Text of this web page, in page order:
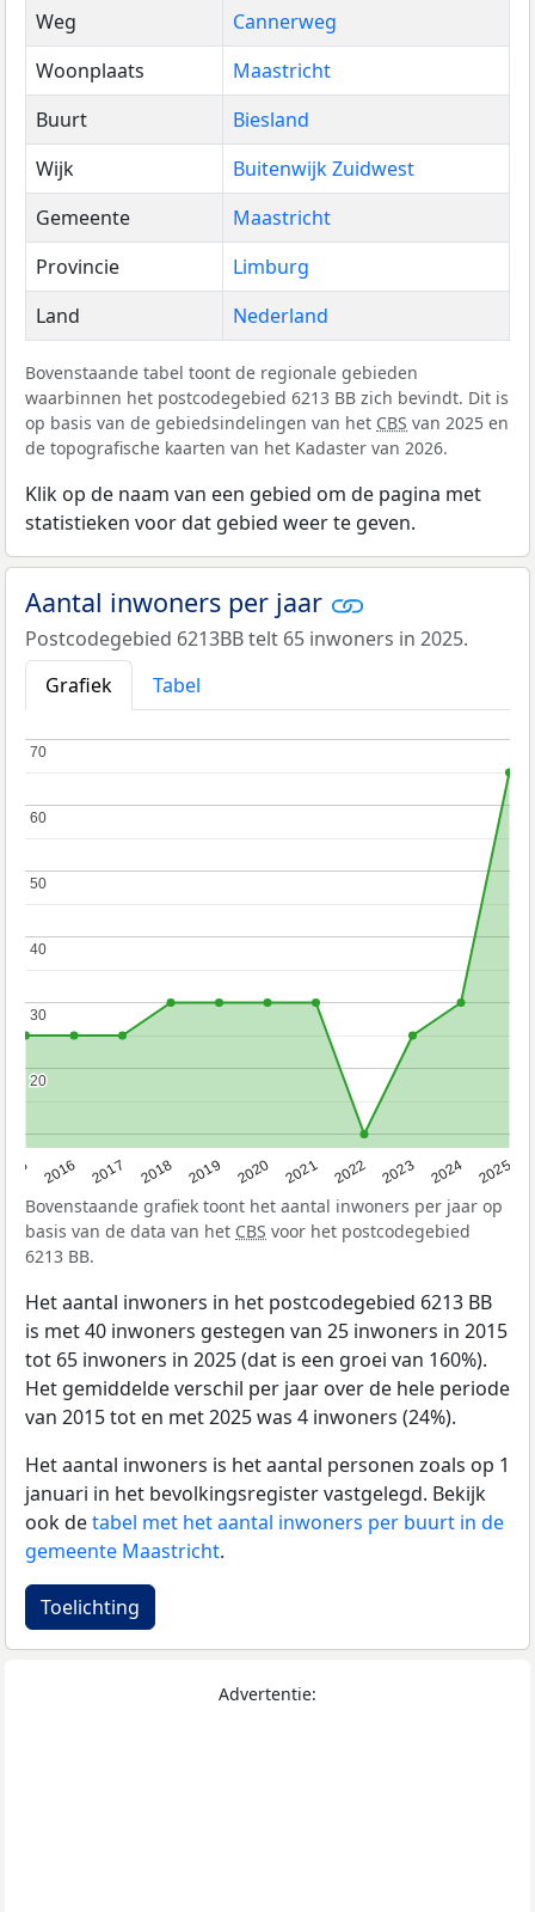
Weg
Cannerweg
Woonplaats
Maastricht
Buurt
Biesland
Wijk
Buitenwijk Zuidwest
Gemeente
Maastricht
Provincie
Limburg
Land
Nederland
Bovenstaande tabel toont de regionale gebieden
waarbinnen het postcodegebied 6213 BB zich bevindt. Dit is
op basis van de gebiedsindelingen van het CBS van 2025 en
de topografische kaarten van het Kadaster van 2026.
Klik op de naam van een gebied om de pagina met
statistieken voor dat gebied weer te geven.
Aantal inwoners per jaar
Postcodegebied 6213BB telt 65 inwoners in 2025.
Grafiek
Tabel
2016 2017 2018 2019 2020 2021 2022 2023 2024 2025
20
20
30
30
40
40
50
50
60
60
70
70
Bovenstaande grafiek toont het aantal inwoners per jaar op
basis van de data van het CBS voor het postcodegebied
6213 BB.
Het aantal inwoners in het postcodegebied 6213 BB
is met 40 inwoners gestegen van 25 inwoners in 2015
tot 65 inwoners in 2025 (dat is een groei van 160%).
Het gemiddelde verschil per jaar over de hele periode
van 2015 tot en met 2025 was 4 inwoners (24%).
Het aantal inwoners is het aantal personen zoals op 1
januari in het bevolkingsregister vastgelegd. Bekijk
ook detabel met het aantal inwoners per buurt in de
gemeente Maastricht.
Toelichting
Advertentie: